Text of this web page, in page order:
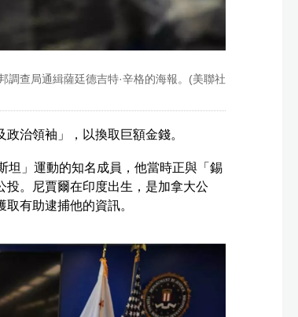
查局通緝薩廷德吉特·辛格的海報。(美聯社
治領袖」，以換取巨額金錢。
坦」運動的知名成員，他當時正與「錫
投。尼賈爾在印度出生，是加拿大公
有助逮捕他的資訊。